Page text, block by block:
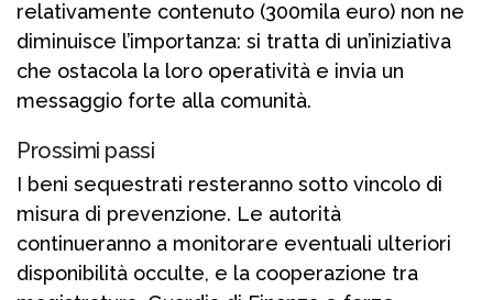
relativamente contenuto (300mila euro) non ne
diminuisce l’importanza: si tratta di un’iniziativa
che ostacola la loro operatività e invia un
messaggio forte alla comunità.
Prossimi passi
I beni sequestrati resteranno sotto vincolo di
misura di prevenzione. Le autorità
continueranno a monitorare eventuali ulteriori
disponibilità occulte, e la cooperazione tra